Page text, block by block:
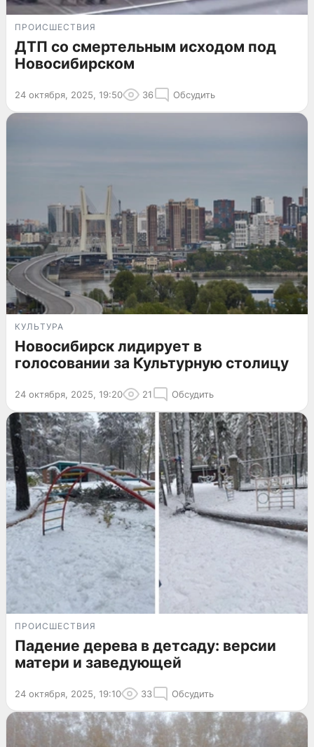
ПРОИСШЕСТВИЯ
ДТП со смертельным исходом под
Новосибирском
24 октября, 2025, 19:50 36 Обсудить
КУЛЬТУРА
Новосибирск лидирует в
голосовании за Культурную столицу
24 октября, 2025, 19:20 21 Обсудить
ПРОИСШЕСТВИЯ
Падение дерева в детсаду: версии
матери и заведующей
24 октября, 2025, 19:10 33 Обсудить